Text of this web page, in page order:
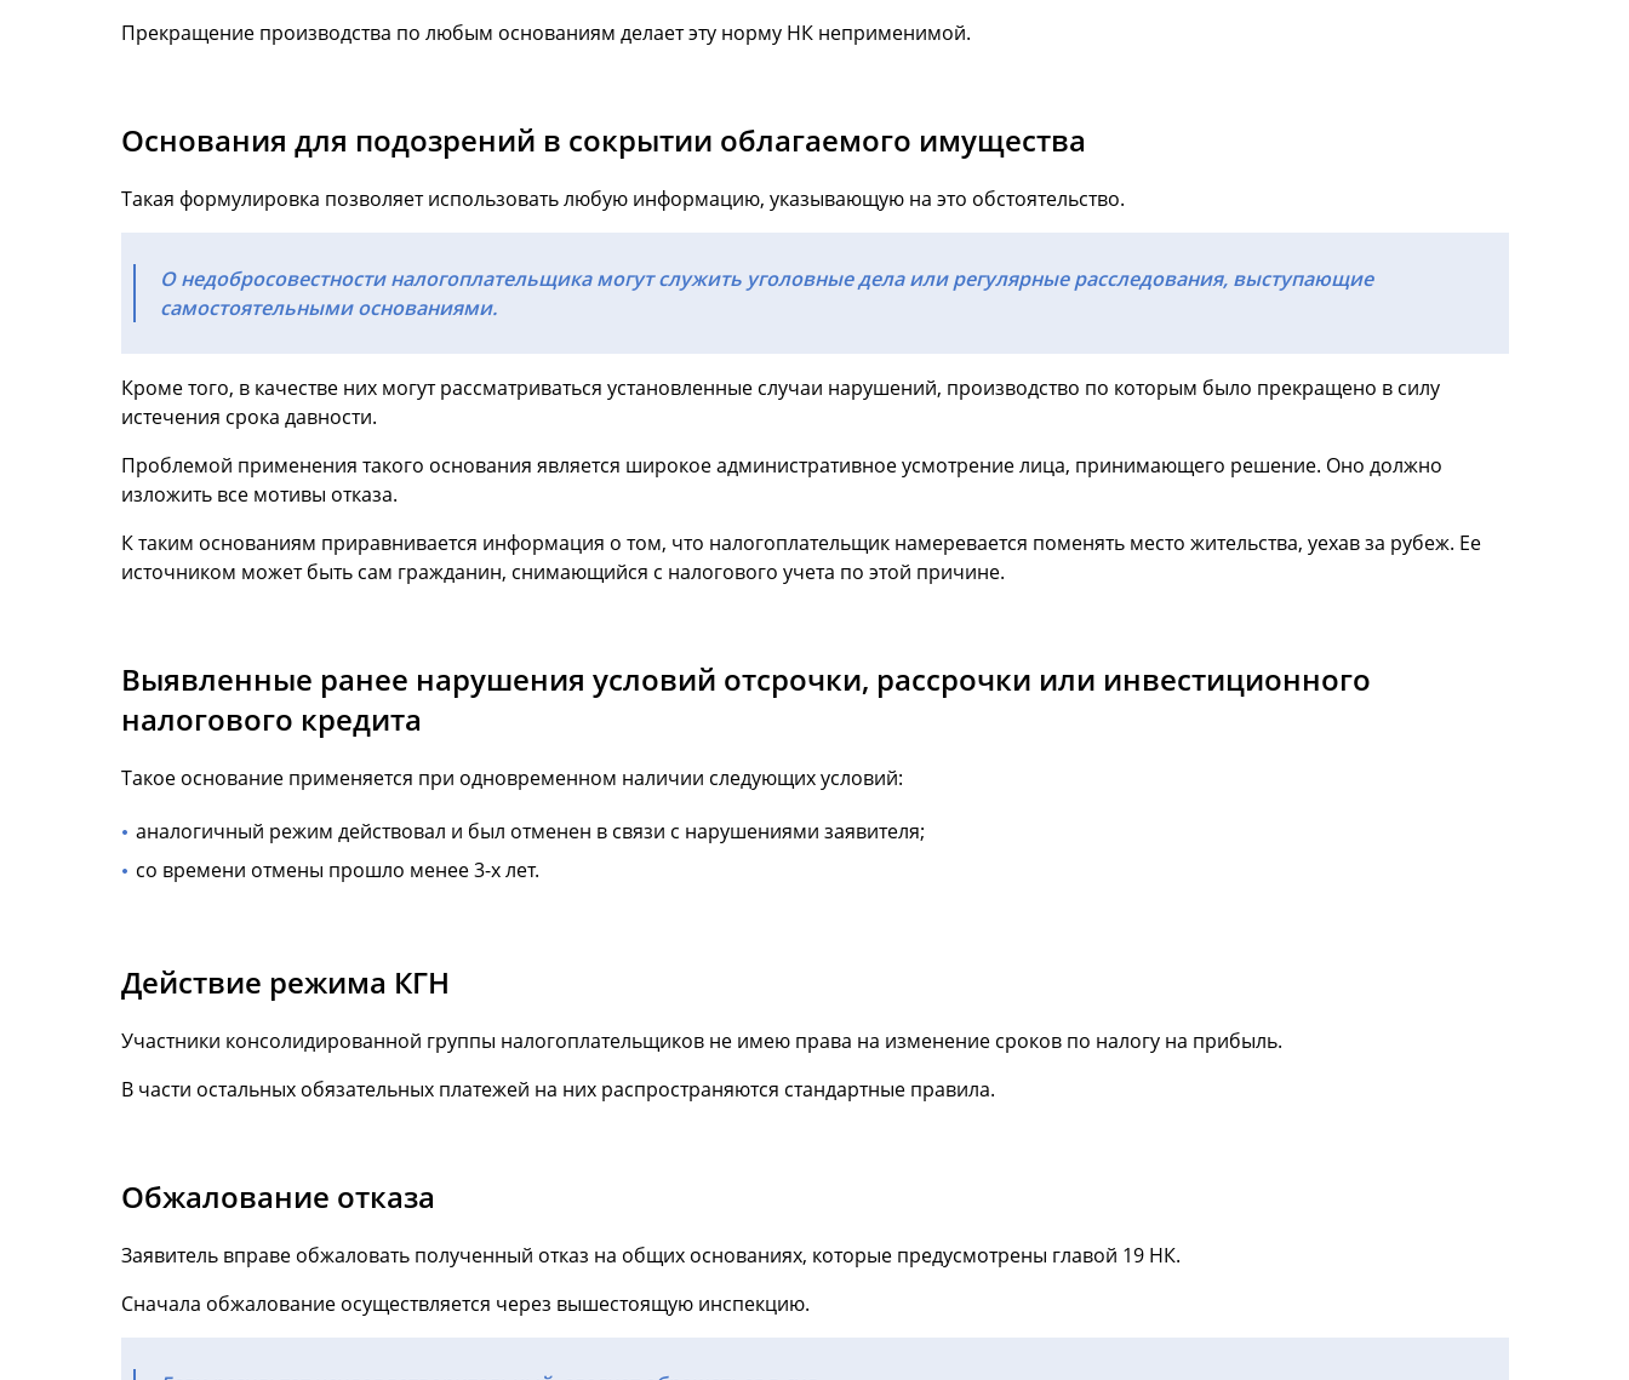
Прекращение производства по любым основаниям делает эту норму НК неприменимой.
Основания для подозрений в сокрытии облагаемого имущества
Такая формулировка позволяет использовать любую информацию, указывающую на это обстоятельство.
О недобросовестности налогоплательщика могут служить уголовные дела или регулярные расследования, выступающие
самостоятельными основаниями.
Кроме того, в качестве них могут рассматриваться установленные случаи нарушений, производство по которым было прекращено в силу
истечения срока давности.
Проблемой применения такого основания является широкое административное усмотрение лица, принимающего решение. Оно должно
изложить все мотивы отказа.
К таким основаниям приравнивается информация о том, что налогоплательщик намеревается поменять место жительства, уехав за рубеж. Ее
источником может быть сам гражданин, снимающийся с налогового учета по этой причине.
Выявленные ранее нарушения условий отсрочки, рассрочки или инвестиционного
налогового кредита
Такое основание применяется при одновременном наличии следующих условий:
аналогичный режим действовал и был отменен в связи с нарушениями заявителя;
со времени отмены прошло менее 3-х лет.
Действие режима КГН
Участники консолидированной группы налогоплательщиков не имею права на изменение сроков по налогу на прибыль.
В части остальных обязательных платежей на них распространяются стандартные правила.
Обжалование отказа
Заявитель вправе обжаловать полученный отказ на общих основаниях, которые предусмотрены главой 19 НК.
Сначала обжалование осуществляется через вышестоящую инспекцию.